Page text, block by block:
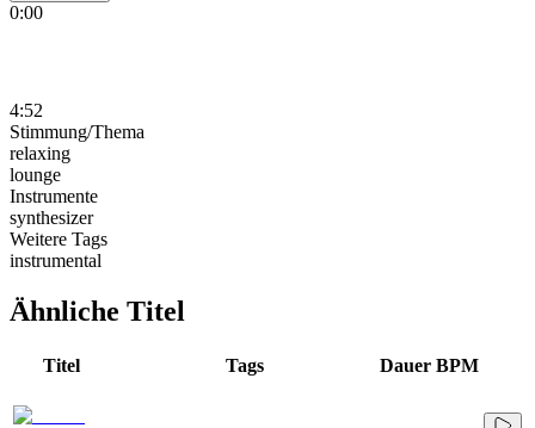
0:00
4:52
Stimmung/Thema
relaxing
lounge
Instrumente
synthesizer
Weitere Tags
instrumental
Ähnliche Titel
Titel Tags Dauer BPM